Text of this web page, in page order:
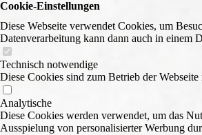
Cookie-Einstellungen
Diese Webseite verwendet Cookies, um
Datenverarbeitung kann dann auch in einem
Technisch notwendige
Diese Cookies sind zum Betrieb der
Analytische
Diese Cookies werden verwendet, um das
Ausspielung von personalisierter Werbung